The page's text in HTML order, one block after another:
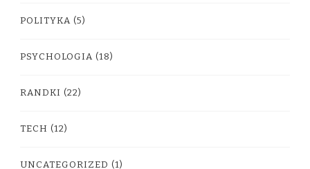
POLITYKA (5)
PSYCHOLOGIA (18)
RANDKI (22)
TECH (12)
UNCATEGORIZED (1)